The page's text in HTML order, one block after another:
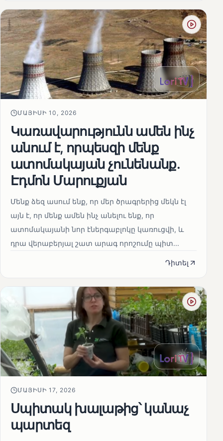
ՄԱՅԻՍԻ 10, 2026
Կառավարությունն ամեն ինչ
անում է, որպեսզի մենք
ատոմակայան չունենանք․
Էդմոն Մարուքյան
Մենք ձեզ ասում ենք, որ մեր ծրագրերից մեկն էլ
այն է, որ մենք ամեն ինչ անելու ենք, որ
ատոմակայանի նոր էներգաբլոկը կառուցվի, և
դրա վերաբերյալ շատ արագ որոշումը պիտ...
Դիտել
ՄԱՅԻՍԻ 17, 2026
Սպիտակ խալաթից՝ կանաչ
պարտեզ